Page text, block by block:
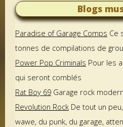
Blogs
Paradise of Garage Comps Ce
tonnes de compilations de
Power Pop Criminals Pour les
qui seront comblés
Rat Boy 69 Garage rock
Revolution Rock De tout un
wawe, du punk, du garage,